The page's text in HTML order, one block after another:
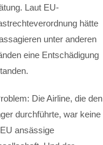
Laut EU-
hätte
unter anderen
eine Entschädigung
Die Airline, die den
durchführte, war keine
ansässige